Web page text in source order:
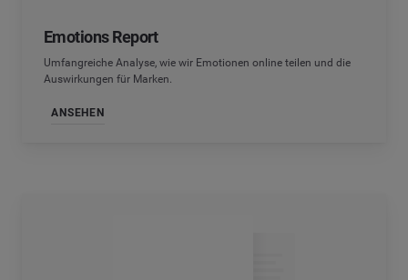
Emotions Report
Umfangreiche Analyse, wie wir Emotionen online teilen und die
Auswirkungen für Marken.
ANSEHEN